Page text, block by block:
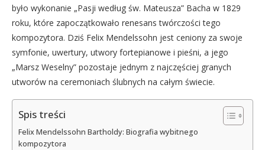
było wykonanie „Pasji według św. Mateusza” Bacha w 1829
roku, które zapoczątkowało renesans twórczości tego
kompozytora. Dziś Felix Mendelssohn jest ceniony za swoje
symfonie, uwertury, utwory fortepianowe i pieśni, a jego
„Marsz Weselny” pozostaje jednym z najczęściej granych
utworów na ceremoniach ślubnych na całym świecie.
Spis treści
Felix Mendelssohn Bartholdy: Biografia wybitnego
kompozytora